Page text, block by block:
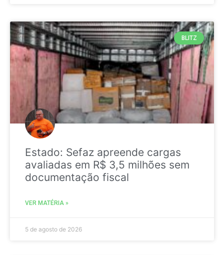
BLITZ
Estado: Sefaz apreende cargas
avaliadas em R$ 3,5 milhões sem
documentação fiscal
VER MATÉRIA »
5 de agosto de 2026